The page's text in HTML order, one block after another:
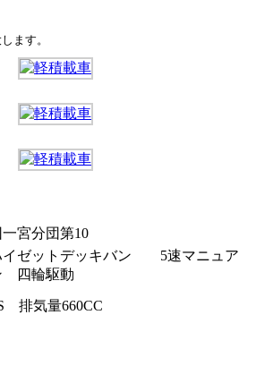
ます。
宮分団第10
ゼットデッキバン 5速マニュア
四輪駆動
排気量660CC